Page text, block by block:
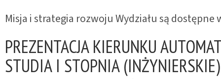
Misja i strategia rozwoju Wydziału są
PREZENTACJA KIERUNKU
STUDIA I STOPNIA (INŻYNIERSKIE)